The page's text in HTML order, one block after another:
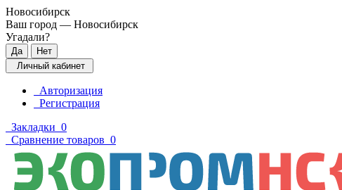
Новосибирск
Ваш город — Новосибирск
Угадали?
Личный кабинет
Авторизация
Регистрация
Закладки 0
Сравнение товаров 0